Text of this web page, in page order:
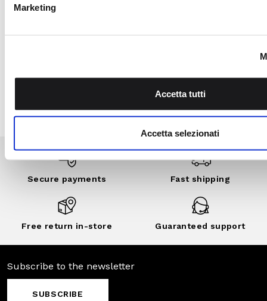
Secure
Fast shipping
store
Guaranteed
support
SUBSCRIBE
Facebook Instagram